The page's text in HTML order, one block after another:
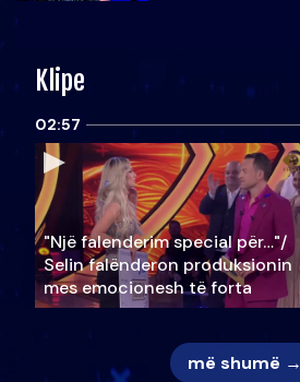
Klipe
02:57
"Një falenderim special për…"/
Selin falënderon produksionin
mes emocionesh të forta
më shumë →